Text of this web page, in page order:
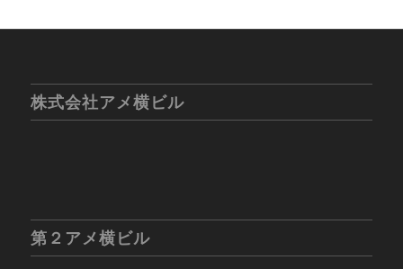
株式会社アメ横ビル
第２アメ横ビル